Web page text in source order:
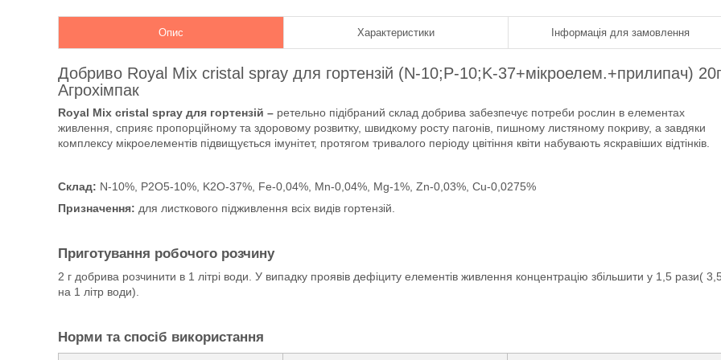
Опис Характеристики Інформація для замовлення
Добриво Royal Mix cristal spray для гортензій (N-10;P-10;K-37+мікроелем.+прилипач)
Агрохімпак
Royal Mix cristal spray для гортензій – ретельно підібраний склад добрива забезпечує потреби рослин в елементах
живлення, сприяє пропорційному та здоровому розвитку, швидкому росту пагонів, пишному листяному покриву, а завдяки
комплексу мікроелементів підвищується імунітет, протягом тривалого періоду цвітіння квіти набувають яскравіших відтінків.
Склад: N-10%, P2O5-10%, K2O-37%, Fe-0,04%, Mn-0,04%, Mg-1%, Zn-0,03%, Cu-0,0275%
Призначення: для листкового підживлення всіх видів гортензій.
Приготування робочого розчину
2 г добрива розчинити в 1 літрі води. У випадку проявів дефіциту елементів живлення концентрацію збільшити у 1,5 рази(
на 1 літр води).
Норми та спосіб використання